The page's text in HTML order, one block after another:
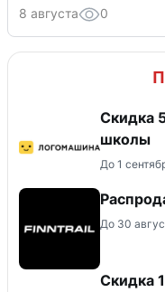
8 августа 0
Скидка
школы
До 1
До 30
Скидка